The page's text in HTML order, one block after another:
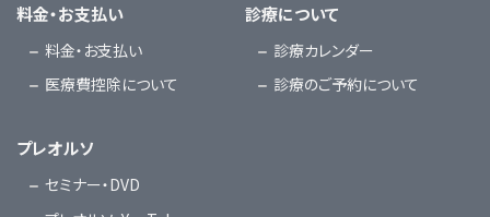
料金・お支払い
料金・お支払い
医療費控除について
診療について
診療カレンダー
診療のご予約について
プレオルソ
セミナー・DVD